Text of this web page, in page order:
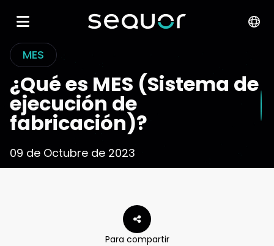
MES
¿Qué es MES (Sistema de
ejecución de
fabricación)?
09 de Octubre de 2023
Para compartir